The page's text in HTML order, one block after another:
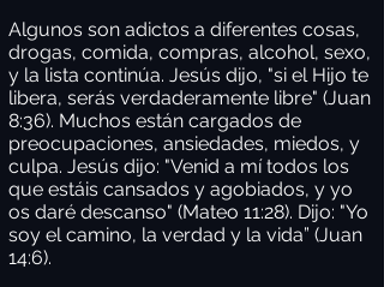
Algunos son adictos a diferentes cosas,
drogas, comida, compras, alcohol, sexo,
y la lista continúa. Jesús dijo, "si el Hijo te
libera, serás verdaderamente libre" (Juan
8:36). Muchos están cargados de
preocupaciones, ansiedades, miedos, y
culpa. Jesús dijo: "Venid a mí todos los
que estáis cansados y agobiados, y yo
os daré descanso" (Mateo 11:28). Dijo: "Yo
soy el camino, la verdad y la vida” (Juan
14:6).